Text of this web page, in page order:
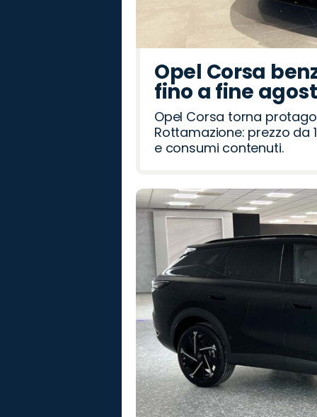
Opel Corsa
fino a fine
Opel Corsa torna
Rottamazione: prezzo da
e consumi contenuti.